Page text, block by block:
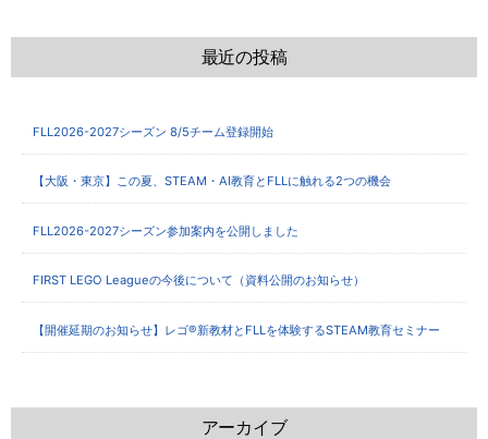
最近の投稿
FLL2026-2027シーズン 8/5チーム登録開始
【大阪・東京】この夏、STEAM・AI教育とFLLに触れる2つの機会
FLL2026-2027シーズン参加案内を公開しました
FIRST LEGO Leagueの今後について（資料公開のお知らせ）
【開催延期のお知らせ】レゴ®新教材とFLLを体験するSTEAM教育セミナー
アーカイブ